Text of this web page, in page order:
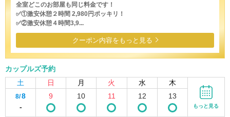
全室どこのお部屋も同じ料金です！
✅①激安休憩２時間 2,980円ポッキリ！
✅②激安休憩４時間3,9...
クーポン内容をもっと見る
カップルズ予約
土
日 月 火 水 木
8/8
-
9 10 11 12 13
もっと見る